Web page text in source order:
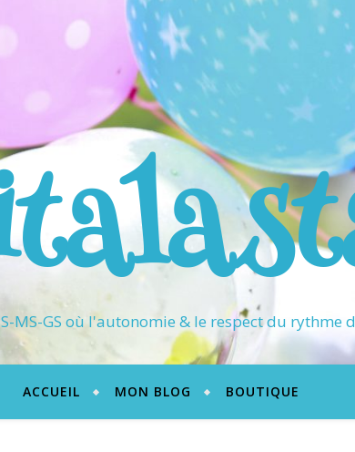
MS-GS où l'autonomie & le respect du
ACCUEIL MON BLOG BOUTIQUE